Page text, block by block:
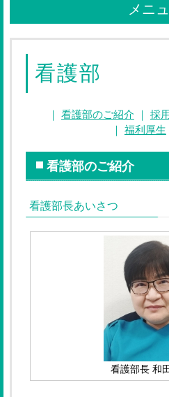
メニ
看護部
｜ 看護部のご紹介 ｜ 採
｜
福利厚生
看護部のご紹介
看護部長あいさつ
看護部長 和